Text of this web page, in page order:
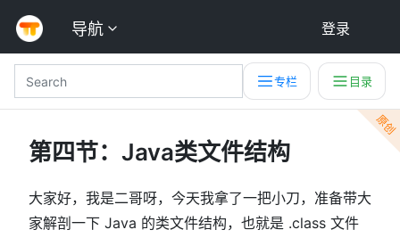
导航 登录
专栏 目录
原创
第四节：Java类文件结构
大家好，我是二哥呀，今天我拿了一把小刀，准备带大
家解剖一下 Java 的类文件结构，也就是 .class 文件